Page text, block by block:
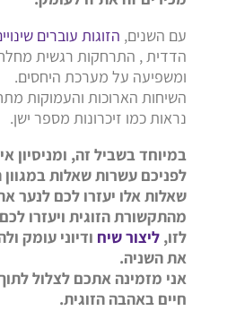
עם השנים, הזוגות עוברים
הדדית , התרחקות רגשית
ומשפיעה על מערכת היחסים.
השיחות הארוכות והעמוקות
נראות כמו זיכרונות מספר ישן.
במיוחד בשביל זה, ומניסיון
לפניכם עשרות שאלות
שאלות אלו יעזרו לכם לנער
מהתקשורת הזוגית ויעזרו
לזו, ליצור שיח ודיוני עומק
את השניה.
אני מזמינה אתכם לצלול
חיים באהבה הזוגית.